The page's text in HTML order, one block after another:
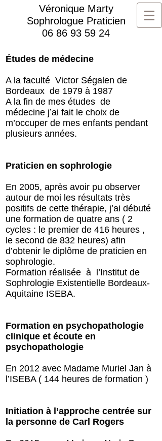
Véronique Marty
Sophrologue Praticien
06 86 93 59 24
Études de médecine
A la faculté Victor Ségalen de
Bordeaux de 1979 à 1987
A la fin de mes études de
médecine j’ai fait le choix de
m’occuper de mes enfants pendant
plusieurs années.
Praticien en sophrologie
En 2005, après avoir pu observer
autour de moi les résultats très
positifs de cette thérapie, j’ai débuté
une formation de quatre ans ( 2
cycles : le premier de 416 heures ,
le second de 832 heures) afin
d’obtenir le diplôme de praticien en
sophrologie.
Formation réalisée à l’Institut de
Sophrologie Existentielle Bordeaux-
Aquitaine ISEBA.
Formation en psychopathologie
clinique et écoute en
psychopathologie
En 2012 avec Madame Muriel Jan à
l’ISEBA ( 144 heures de formation )
Initiation à l’approche centrée sur
la personne de Carl Rogers